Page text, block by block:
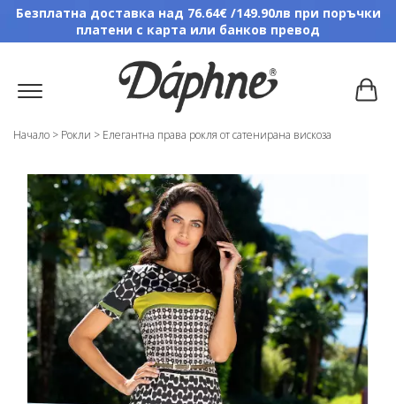
Безплатна доставка над 76.64€ /149.90лв при поръчки
платени с карта или банков превод
Начало > Рокли > Елегантна права рокля от сатенирана вискоза